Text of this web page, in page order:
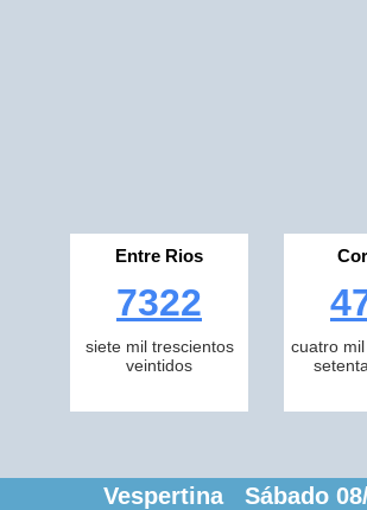
Entre Rios
7322
siete mil trescientos
veintidos
cuatro
Vespertina Sábado